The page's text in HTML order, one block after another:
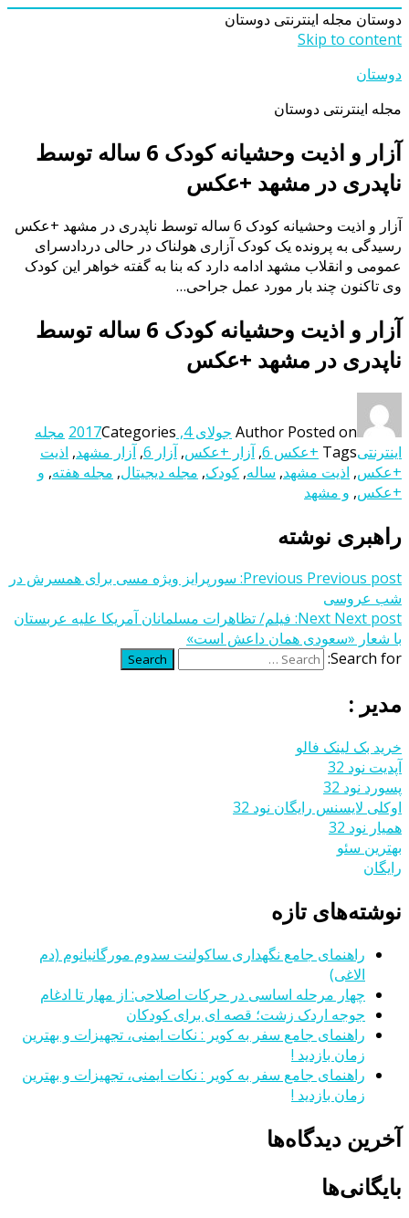
دوستان مجله اینترنتی دوستان
Skip to content
دوستان
مجله اینترنتی دوستان
آزار و اذیت وحشیانه کودک 6 ساله توسط
ناپدری در مشهد +عکس
آزار و اذیت وحشیانه کودک 6 ساله توسط ناپدری در مشهد +عکس
رسیدگی به پرونده یک کودک آزاری هولناک در حالی دردادسرای
عمومی و انقلاب مشهد ادامه دارد که بنا به گفته خواهر این کودک
وی تاکنون چند بار مورد عمل جراحی…
آزار و اذیت وحشیانه کودک 6 ساله توسط
ناپدری در مشهد +عکس
Author Posted on جولای 4, 2017 Categories
مجله
اینترنتیTags +عکس 6 ,آزار +عکس,آزار 6 ,آزار مشهد, اذیت
+عکس, اذیت مشهد, ساله, کودک, مجله دیجیتال, مجله هفته, و
+عکس, و مشهد
راهبری نوشته
Previous Previous post:
سورپرایز ویژه مسی برای همسرش در
شب عروسی
Next Next post:
فیلم/ تظاهرات مسلمانان آمریکا علیه عربستان
با شعار «سعودی همان داعش است»
Search for:
Search
مدیر :
خرید بک لینک فالو
آپدیت نود 32
پسورد نود 32
اوکلی لایسنس رایگان نود 32
همیار نود 32
بهترین سئو
رایگان
نوشته‌های تازه
راهنمای جامع نگهداری ساکولنت سدوم مورگانیانوم (دم
الاغی)
چهار مرحله اساسی در حرکات اصلاحی: از مهار تا ادغام
جوجه اردک زشت؛ قصه ای برای کودکان
راهنمای جامع سفر به کویر : نکات ایمنی، تجهیزات و بهترین
زمان بازدید !
راهنمای جامع سفر به کویر : نکات ایمنی، تجهیزات و بهترین
زمان بازدید !
آخرین دیدگاه‌ها
بایگانی‌ها